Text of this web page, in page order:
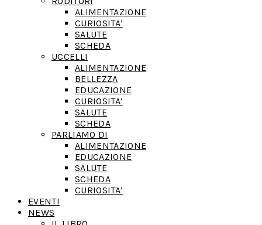
ALIMENTAZIONE
CURIOSITA’
SALUTE
SCHEDA
UCCELLI
ALIMENTAZIONE
BELLEZZA
EDUCAZIONE
CURIOSITA’
SALUTE
SCHEDA
PARLIAMO DI
ALIMENTAZIONE
EDUCAZIONE
SALUTE
SCHEDA
CURIOSITA’
EVENTI
NEWS